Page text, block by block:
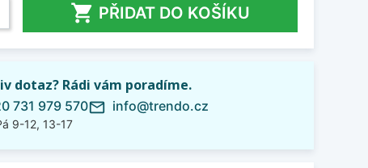
 PŘIDAT DO KOŠÍKU
dotaz? Rádi vám poradíme.
731 979 570
9-12, 13-17
mail_outline info@trendo.cz